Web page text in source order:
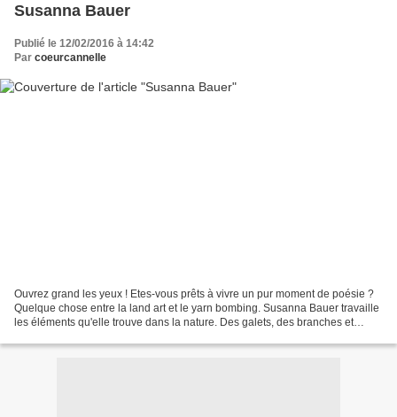
Susanna Bauer
Publié le 12/02/2016 à 14:42
Par coeurcannelle
Ouvrez grand les yeux ! Etes-vous prêts à vivre un pur moment de poésie ?
Quelque chose entre la land art et le yarn bombing. Susanna Bauer travaille
les éléments qu'elle trouve dans la nature. Des galets, des branches et